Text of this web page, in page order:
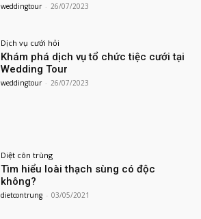
weddingtour - 26/07/2023
Dịch vụ cưới hỏi
Khám phá dịch vụ tổ chức tiệc cưới tại
Wedding Tour
weddingtour - 26/07/2023
Diệt côn trùng
Tìm hiểu loài thạch sùng có độc
không?
dietcontrung - 03/05/2021